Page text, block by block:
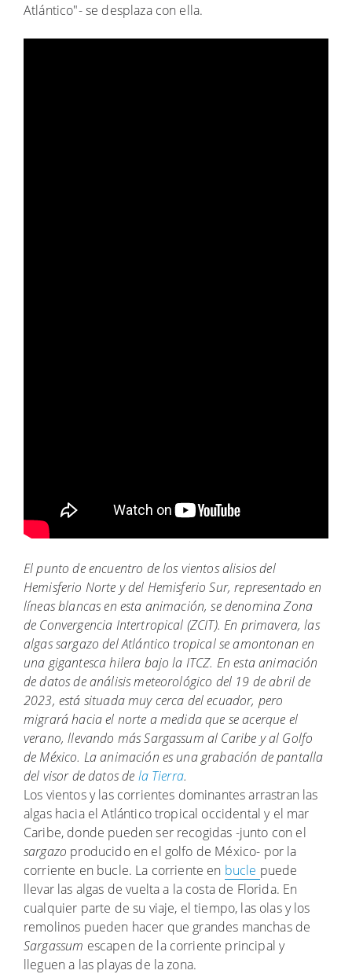
Atlántico"- se desplaza con ella.
El punto de encuentro de los vientos alisios del
Hemisferio Norte y del Hemisferio Sur, representado en
líneas blancas en esta animación, se denomina Zona
de Convergencia Intertropical (ZCIT). En primavera, las
algas sargazo del Atlántico tropical se amontonan en
una gigantesca hilera bajo la ITCZ. En esta animación
de datos de análisis meteorológico del 19 de abril de
2023, está situada muy cerca del ecuador, pero
migrará hacia el norte a medida que se acerque el
verano, llevando más Sargassum al Caribe y al Golfo
de México. La animación es una grabación de pantalla
del visor de datos de la Tierra.
Los vientos y las corrientes dominantes arrastran las
algas hacia el Atlántico tropical occidental y el mar
Caribe, donde pueden ser recogidas -junto con el
sargazo producido en el golfo de México- por la
corriente en bucle. La corriente en bucle puede
llevar las algas de vuelta a la costa de Florida. En
cualquier parte de su viaje, el tiempo, las olas y los
remolinos pueden hacer que grandes manchas de
Sargassum escapen de la corriente principal y
lleguen a las playas de la zona.